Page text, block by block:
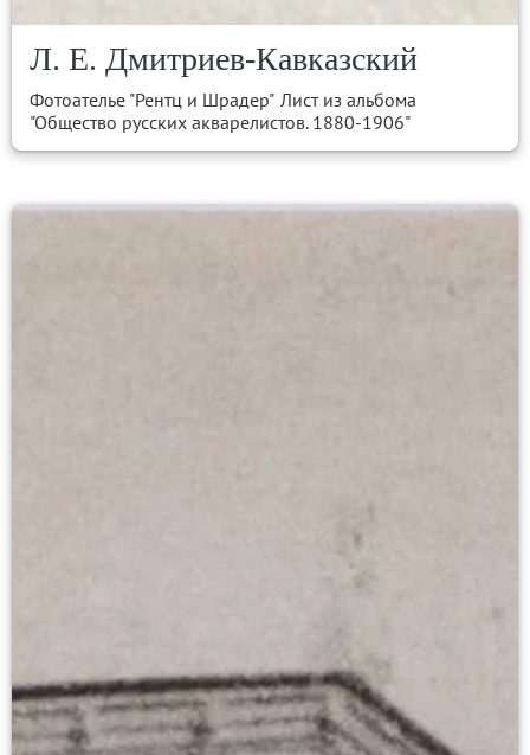
Л. Е. Дмитриев-Кавказский
Фотоателье "Рентц и Шрадер" Лист из альбома
"Общество русских акварелистов. 1880-1906"